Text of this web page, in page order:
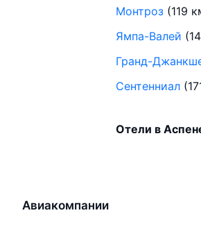
Монтроз (119
Ямпа-Валей
Гранд-
Сентенниал
Отели в
Авиакомпании